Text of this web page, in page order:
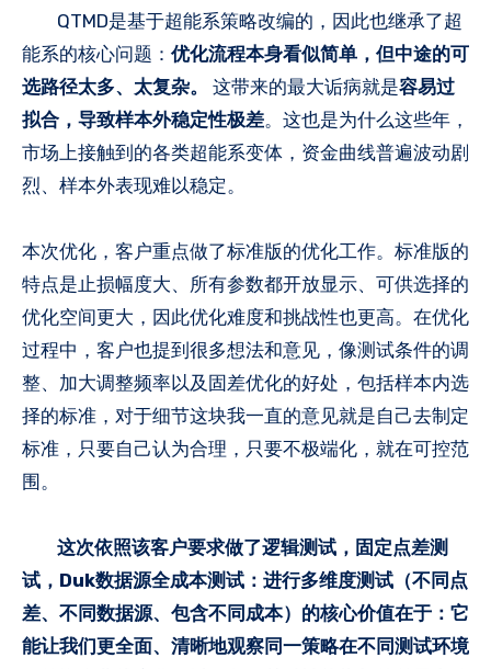
QTMD是基于超能系策略改编的，因此也继承了超
能系的核心问题： 优化流程本身看似简单，但中途的可
选路径太多、太复杂。
这带来的最大诟病就是容易过
拟合，导致样本外稳定性极差。这也是为什么这些年，
市场上接触到的各类超能系变体，资金曲线普遍波动剧
烈、样本外表现难以稳定。
本次优化，客户重点做了标准版的优化工作。标准版的
特点是止损幅度大、所有参数都开放显示、可供选择的
优化空间更大，因此优化难度和挑战性也更高。在优化
过程中，客户也提到很多想法和意见，像测试条件的调
整、加大调整频率以及固差优化的好处，包括样本内选
择的标准，对于细节这块我一直的意见就是自己去制定
标准，只要自己认为合理，只要不极端化，就在可控范
围。
这次依照该客户要求做了逻辑测试，固定点差测
试，Duk数据源全成本测试：进行多维度测试（不同点
差、不同数据源、包含不同成本）的核心价值在于：它
能让我们更全面、清晰地观察同一策略在不同测试环境